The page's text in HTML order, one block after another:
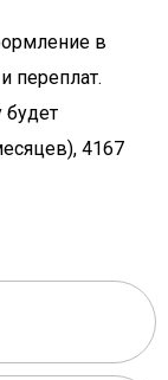
в
переплат.
будет
4167